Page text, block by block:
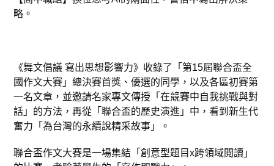
略。
《舞文倡議 寫出思想影響力》收錄了「第15屆聯合盃全
國作文大賽」總決賽首獎、優選的同學，以及各區初賽第
一名文章，並邀請名家專文傳授「在競賽中自我挑戰與對
話」的方法，再從「聯合盃的歷史演進」中，看到新生代
奮力「為台灣的永續說精采故事」。
聯合盃作文大賽是一場集結「創意型題目x跨領域閱讀」